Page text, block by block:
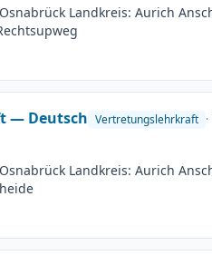
Landkreis: Aurich
— Deutsch Vertretungslehrkraft
Landkreis: Aurich